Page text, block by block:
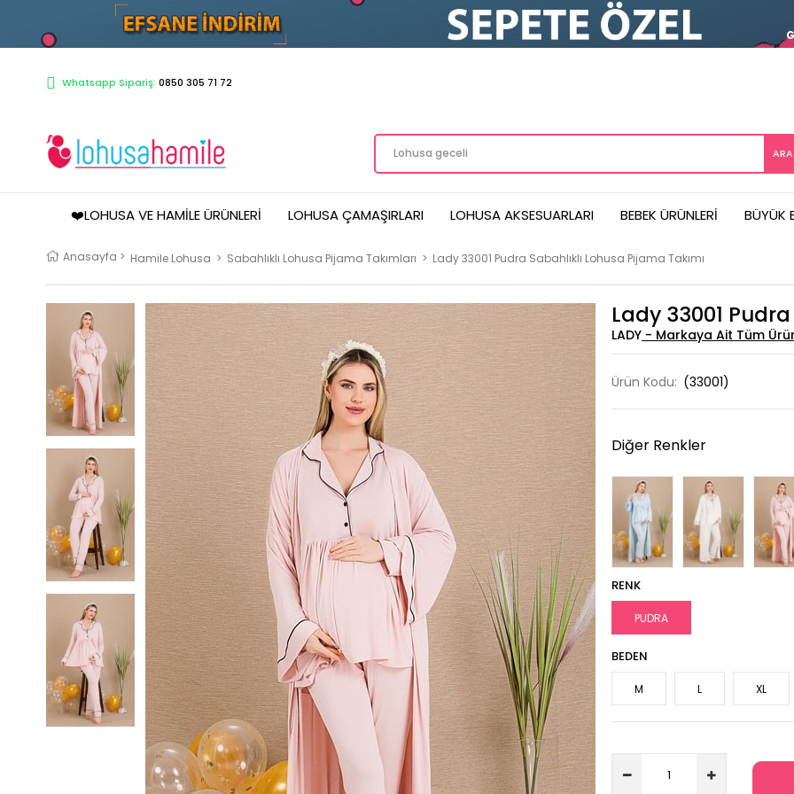
Whatsapp Sipariş: 0850 305 71 72
❤️LOHUSA VE HAMILE ÜRÜNLERI LOHUSA ÇAMAŞIRLARI LOHUSA AKSESUARLARI BEBEK ÜRÜNLERI BÜYÜK
Anasayfa > Hamile Lohusa > Sabahlıklı Lohusa Pijama Takımları > Lady 33001 Pudra Sabahlıklı Lohusa Pijama Takımı
Lady 33001
LADY
Ürün Kodu: (33001)
Diğer Renkler
RENK
PUDRA
BEDEN
M L XL